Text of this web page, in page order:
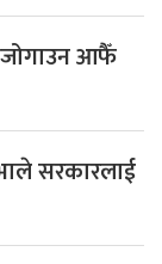
जोगाउन आफैँ
सरकारलाई